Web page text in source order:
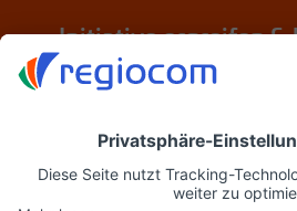
Initiative ergreifen &
bewerben
Jetzt initiativ